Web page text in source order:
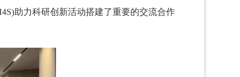
助力科研创新活动搭建了重要的交流合作